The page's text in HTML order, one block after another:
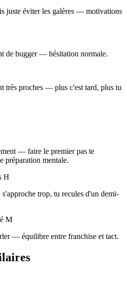
juste éviter les galères — motivations
de bugger — hésitation normale.
très proches — plus c'est tard, plus tu
— faire le premier pas te
préparation mentale.
H
trop, tu recules d'un demi-
M
— équilibre entre franchise et tact.